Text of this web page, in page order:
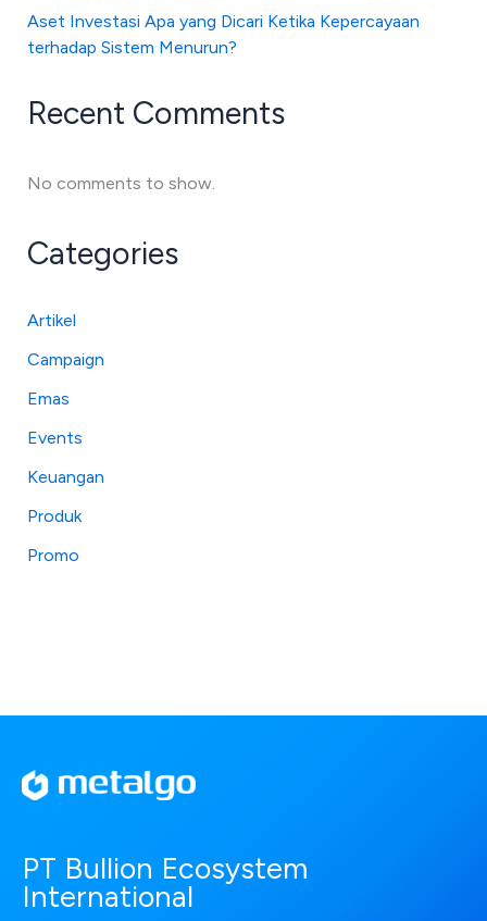
Aset Investasi Apa yang Dicari Ketika Kepercayaan
terhadap Sistem Menurun?
Recent Comments
No comments to show.
Categories
Artikel
Campaign
Emas
Events
Keuangan
Produk
Promo
PT Bullion Ecosystem
International